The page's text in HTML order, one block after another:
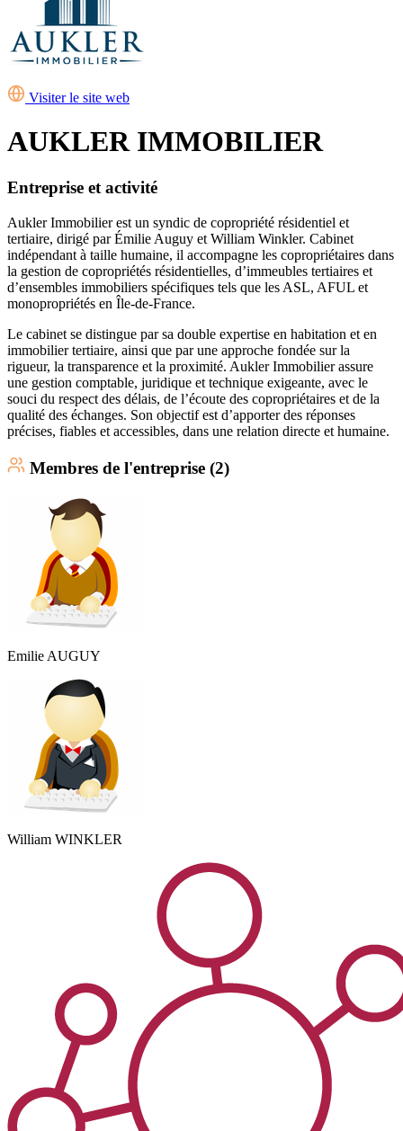
Visiter le site web
AUKLER IMMOBILIER
Entreprise et activité
Aukler Immobilier est un syndic de copropriété résidentiel et
tertiaire, dirigé par Émilie Auguy et William Winkler. Cabinet
indépendant à taille humaine, il accompagne les copropriétaires dans
la gestion de copropriétés résidentielles, d’immeubles tertiaires et
d’ensembles immobiliers spécifiques tels que les ASL, AFUL et
monopropriétés en Île-de-France.
Le cabinet se distingue par sa double expertise en habitation et en
immobilier tertiaire, ainsi que par une approche fondée sur la
rigueur, la transparence et la proximité. Aukler Immobilier assure
une gestion comptable, juridique et technique exigeante, avec le
souci du respect des délais, de l’écoute des copropriétaires et de la
qualité des échanges. Son objectif est d’apporter des réponses
précises, fiables et accessibles, dans une relation directe et humaine.
Membres de l'entreprise (2)
Emilie AUGUY
William WINKLER